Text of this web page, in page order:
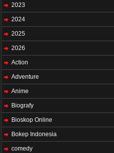
2023
2024
2025
2026
Action
Adventure
Anime
Biografy
Bioskop Online
Bokep Indonesia
comedy